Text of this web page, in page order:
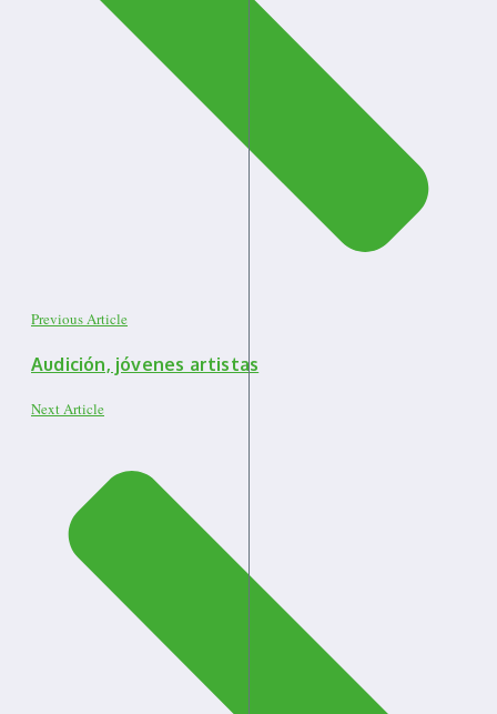
Previous Article
Audición, jóvenes artistas
Next Article